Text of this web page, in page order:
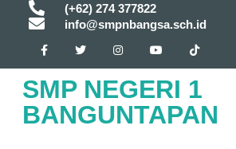
(+62) 274 377822
info@smpnbangsa.sch.id
SMP NEGERI 1
BANGUNTAPAN